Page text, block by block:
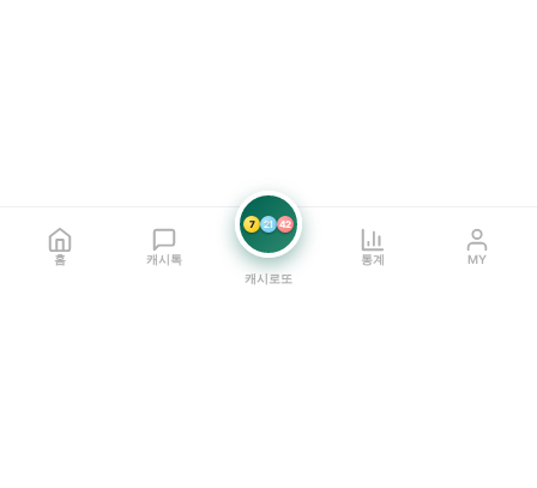
홈 캐시톡
7 21 42
캐시로또
통계 MY